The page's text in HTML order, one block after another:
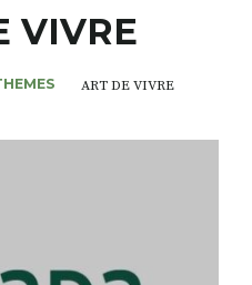
VIVRE
ART DE VIVRE